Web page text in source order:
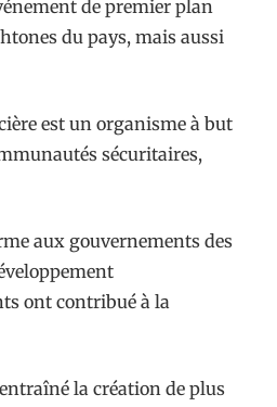
de premier plan
du pays, mais aussi
est un organisme à but
sécuritaires,
aux gouvernements des
ont contribué à la
la création de plus